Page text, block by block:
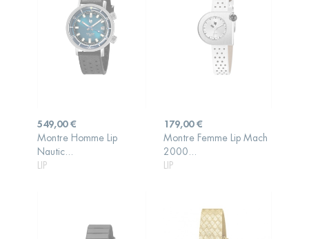
Prix
549,00 €
Montre Homme Lip
Nautic...
LIP
AJOUTER AU
Prix
179,00 €
Montre Femme Lip Mach
2000...
LIP
AJOUTER AU